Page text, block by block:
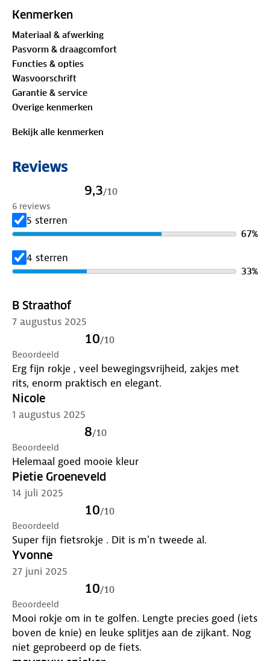
Handig? Dat zeker! De skort heeft vijf zakken,
voor je waardevolle spullen. Op de linkerpijp van
het binnenbroekje zit een zakje voor je telefoon. De
steekzakken met rits bieden ruimte voor wat je nog
meer meeneemt. Het uitvouwbare reflectieflapje in
de achterzak zorgt dat je zichtbaar bent in het
donker. De UV-bescherming maakt het een
betrouwbare keuze voor zonnige dagen. Tijd voor
De lengte van de buitennaad is 49 cm bij een maat L
Materiaal:
Buitenstof: 95% polyamide, 5% elastaan
Is je kleding aan vervanging toe? Lever het in bij
aan.
Kenmerken
Materiaal & afwerking
Pasvorm & draagcomfort
Functies & opties
Wasvoorschrift
Garantie & service
Overige kenmerken
Bekijk alle kenmerken
Reviews
9,3/10
6 reviews
5 sterren
67%
4 sterren
33%
B Straathof
7 augustus 2025
10/10
Beoordeeld
Erg fijn rokje , veel bewegingsvrijheid, zakjes met
rits, enorm praktisch en elegant.
Nicole
1 augustus 2025
8/10
Beoordeeld
Helemaal goed mooie kleur
Pietie Groeneveld
14 juli 2025
10/10
Beoordeeld
Super fijn fietsrokje . Dit is m'n tweede al.
Yvonne
27 juni 2025
10/10
Beoordeeld
Mooi rokje om in te golfen. Lengte precies goed (iets
boven de knie) en leuke splitjes aan de zijkant. Nog
niet geprobeerd op de fiets.